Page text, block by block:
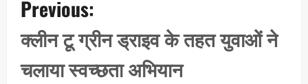
o
s
t
n
Previous:
क्लीन टू ग्रीन ड्राइव के तहत युवाओं ने
चलाया स्वच्छता अभियान